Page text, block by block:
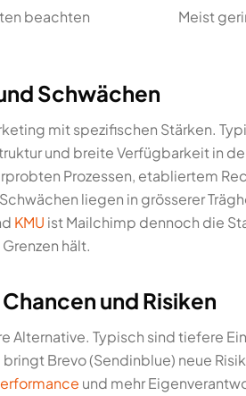
beachten Meist
Schwächen
mit spezifischen Stärken.
und breite Verfügbarkeit in
Prozessen, etabliertem
liegen in grösserer
KMU ist Mailchimp dennoch die
hält.
und Risiken
Alternative. Typisch sind tiefere
Brevo (Sendinblue) neue
und mehr